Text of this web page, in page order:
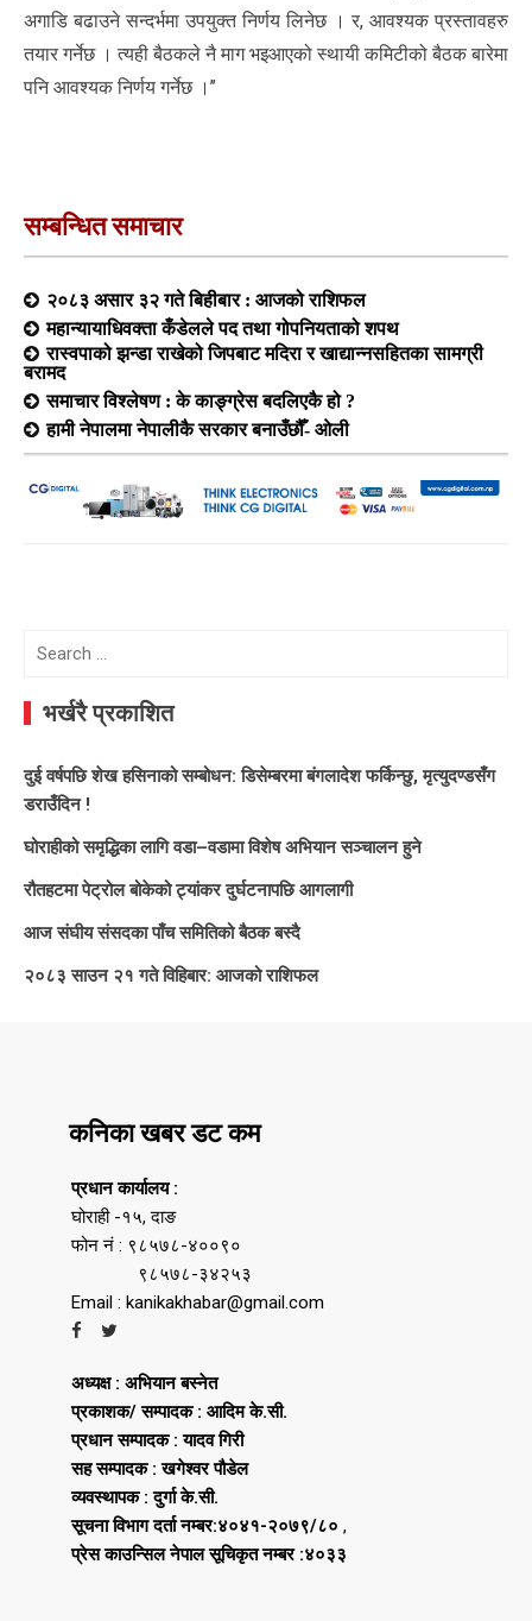
अगाडि बढाउने सन्दर्भमा उपयुक्त निर्णय लिनेछ । र, आवश्यक प्रस्तावहरु
तयार गर्नेछ । त्यही बैठकले नै माग भइआएको स्थायी कमिटीको बैठक बारेमा
पनि आवश्यक निर्णय गर्नेछ ।’’
सम्बन्धित समाचार
२०८३ असार ३२ गते बिहीबार : आजको राशिफल
महान्यायाधिवक्ता कँडेलले पद तथा गोपनियताको शपथ
रास्वपाको झन्डा राखेको जिपबाट मदिरा र खाद्यान्नसहितका सामग्री
बरामद
समाचार विश्लेषण : के काङ्ग्रेस बदलिएकै हो ?
हामी नेपालमा नेपालीकै सरकार बनाउँछौँ- ओली
Search
भर्खरै प्रकाशित
दुई वर्षपछि शेख हसिनाको सम्बोधन: डिसेम्बरमा बंगलादेश फर्किन्छु, मृत्युदण्डसँग
डराउँदिन !
घोराहीको समृद्धिका लागि वडा–वडामा विशेष अभियान सञ्चालन हुने
रौतहटमा पेट्रोल बोकेको ट्यांकर दुर्घटनापछि आगलागी
आज संघीय संसदका पाँच समितिको बैठक बस्दै
२०८३ साउन २१ गते विहिबार: आजको राशिफल
कनिका खबर डट कम
प्रधान कार्यालय :
घोराही -१५, दाङ
फोन नं : ९८५७८-४००९०
९८५७८-३४२५३
Email : kanikakhabar@gmail.com
अध्यक्ष : अभियान बस्नेत
प्रकाशक/ सम्पादक : आदिम के.सी.
प्रधान सम्पादक : यादव गिरी
सह सम्पादक : खगेश्वर पौडेल
व्यवस्थापक : दुर्गा के.सी.
सूचना विभाग दर्ता नम्बर:४०४१-२०७९/८० ,
प्रेस काउन्सिल नेपाल सूचिकृत नम्बर :४०३३